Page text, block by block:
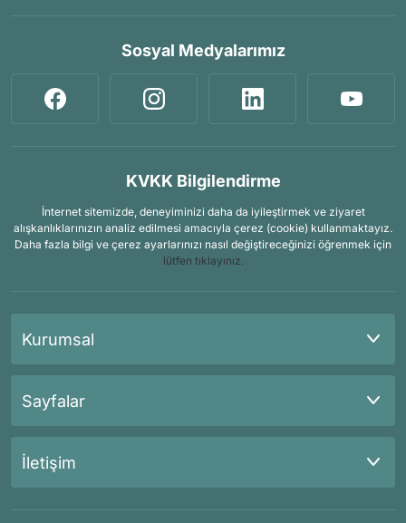
Sosyal Medyalarımız
KVKK Bilgilendirme
İnternet sitemizde, deneyiminizi daha da iyileştirmek ve ziyaret
alışkanlıklarınızın analiz edilmesi amacıyla çerez (cookie) kullanmaktayız.
Daha fazla bilgi ve çerez ayarlarınızı nasıl değiştireceğinizi öğrenmek için
lütfen tıklayınız.
Kurumsal
Sayfalar
İletişim